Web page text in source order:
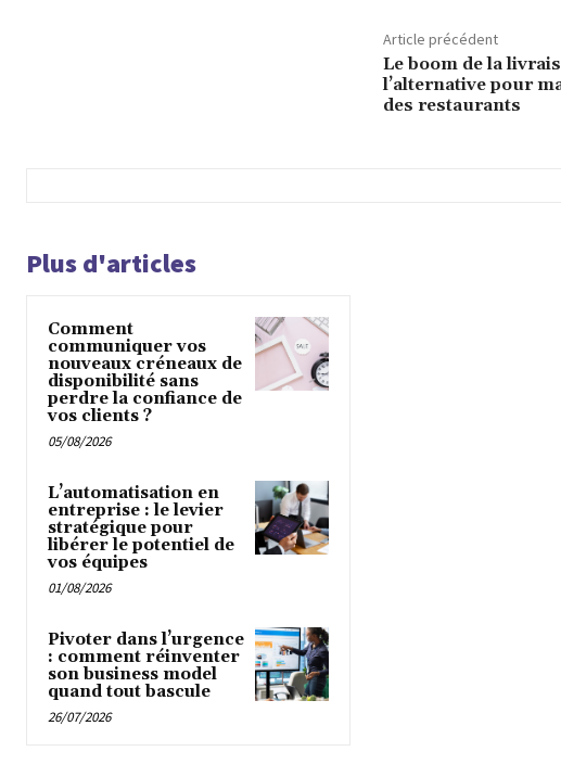
Article précédent
Le boom de la
l’alternative pour
des restaurants
Plus d'articles
Comment
communiquer vos
nouveaux créneaux de
disponibilité sans
perdre la confiance de
vos clients ?
05/08/2026
L’automatisation en
entreprise : le levier
stratégique pour
libérer le potentiel de
vos équipes
01/08/2026
Pivoter dans l’urgence
: comment réinventer
son business model
quand tout bascule
26/07/2026